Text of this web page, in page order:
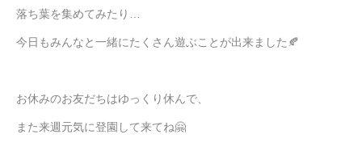
落ち葉を集めてみたり…
今日もみんなと一緒にたくさん遊ぶことが出来ました🍂
お休みのお友だちはゆっくり休んで、
また来週元気に登園して来てね🤗